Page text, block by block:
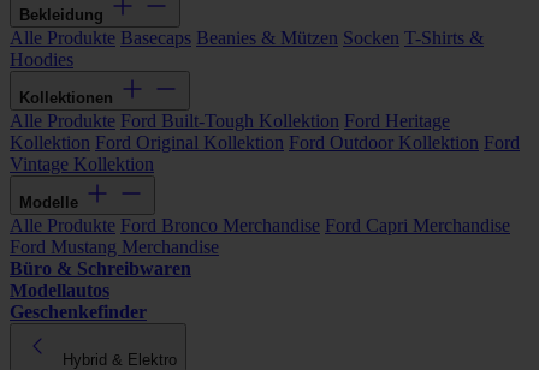
Bekleidung
Alle Produkte Basecaps Beanies & Mützen Socken T-Shirts &
Hoodies
Kollektionen
Alle Produkte Ford Built-Tough Kollektion Ford Heritage
Kollektion Ford Original Kollektion Ford Outdoor Kollektion Ford
Vintage Kollektion
Modelle
Alle Produkte Ford Bronco Merchandise Ford Capri Merchandise
Ford Mustang Merchandise
Büro & Schreibwaren
Modellautos
Geschenkefinder
Hybrid & Elektro